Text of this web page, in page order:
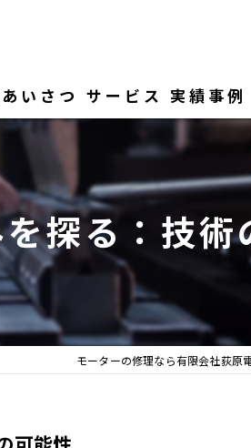
いさつ サービス 実績事例
探る：技
モーターの修理なら有限会社荻原